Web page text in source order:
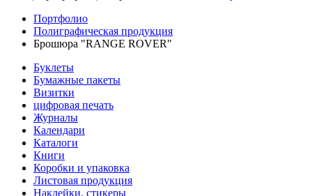
Портфолио
Полиграфическая продукция
Брошюра "RANGE ROVER"
Буклеты
Бумажные пакеты
Визитки
цифровая печать
Журналы
Календари
Каталоги
Книги
Коробки и упаковка
Листовая продукция
Наклейки, стикеры